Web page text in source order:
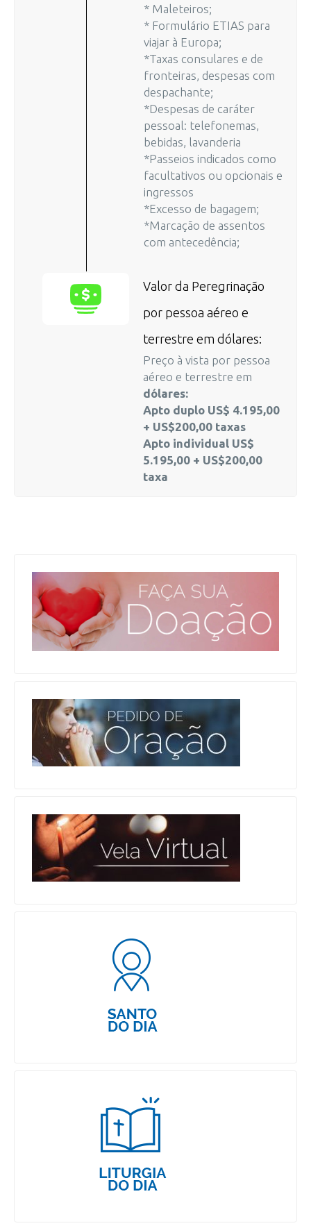
* Maleteiros;
* Formulário ETIAS para
viajar à Europa;
*Taxas consulares e de
fronteiras, despesas com
despachante;
*Despesas de caráter
pessoal: telefonemas,
bebidas, lavanderia
*Passeios indicados como
facultativos ou opcionais e
ingressos
*Excesso de bagagem;
*Marcação de assentos
com antecedência;
Valor da Peregrinação
por pessoa aéreo e
terrestre em dólares:
Preço à vista por pessoa
aéreo e terrestre em
dólares:
Apto duplo US$ 4.195,00
+ US$200,00 taxas
Apto individual US$
5.195,00 + US$200,00
taxa